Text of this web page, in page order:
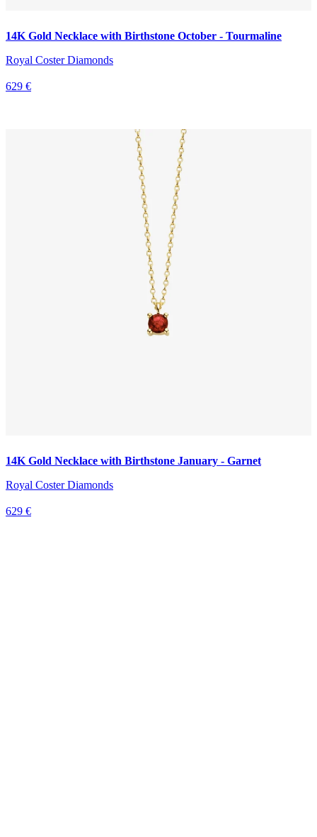
14K Gold Necklace with Birthstone October - Tourmaline
Royal Coster Diamonds
629 €
14K Gold Necklace with Birthstone January - Garnet
Royal Coster Diamonds
629 €